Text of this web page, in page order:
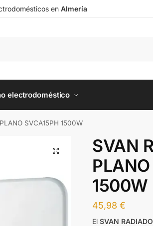
en Almería
electrodoméstico
SVCA15PH 1500W
SVAN
1500W
45,98€
ElSVAN